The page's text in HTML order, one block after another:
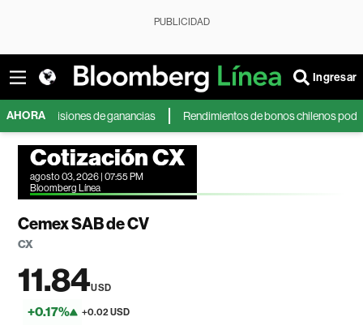
PUBLICIDAD
Ingresar
AHORAde ganancias Rendimientos de bonos chilenos podrían tocar
Cotización CX
agosto 03, 2026 | 07:55 PM
Bloomberg Línea
Cemex SAB de CV
CX
11.84USD
+0.17% +0.02 USD